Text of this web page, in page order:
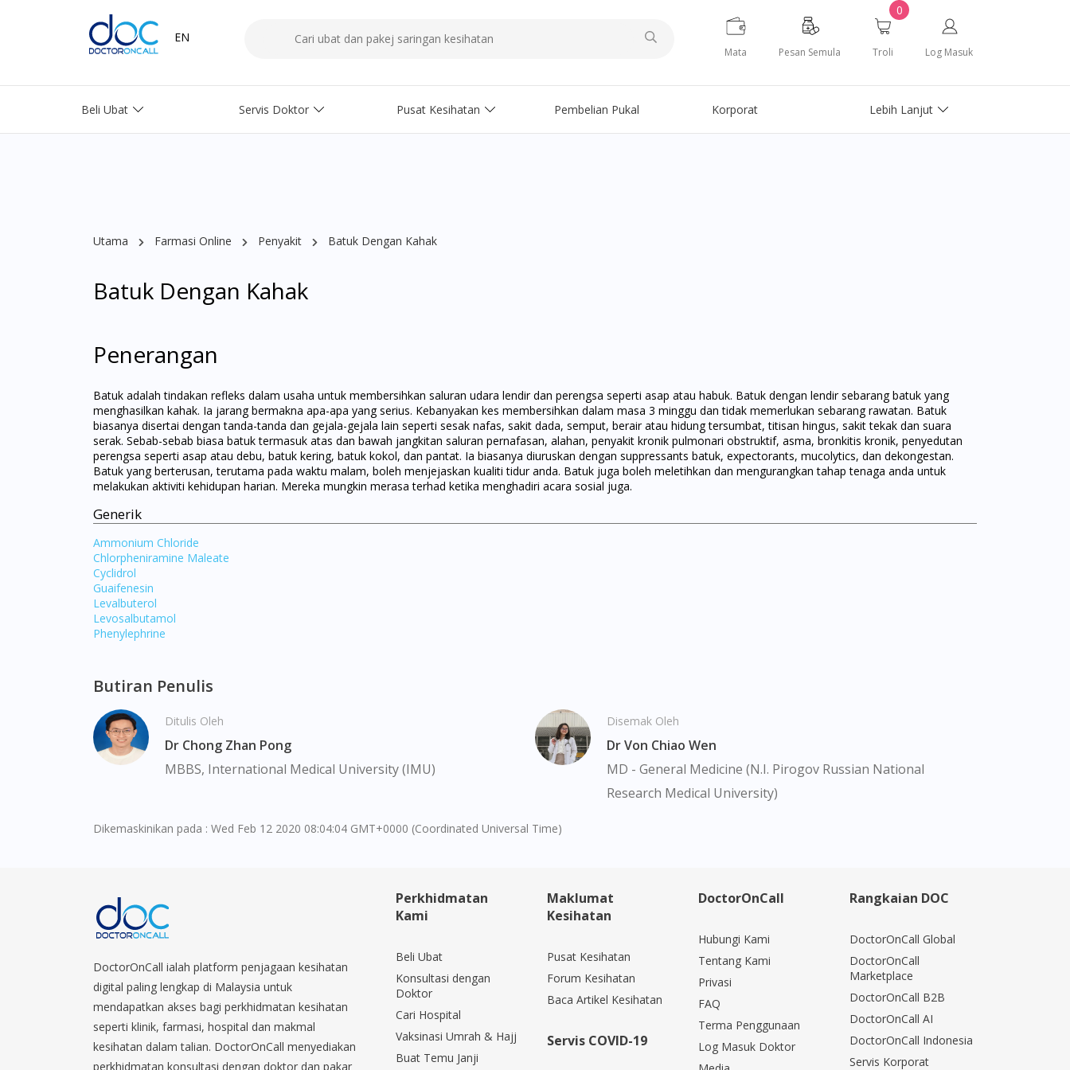
Continue to DoctorOnCall Singapore
No, please do not redirect me
EN
Mata Pesan Semula
0
Troli Log Masuk
Beli Ubat Servis Doktor Pusat Kesihatan Pembelian Pukal Korporat Lebih Lanjut
Utama Farmasi Online Penyakit Batuk Dengan Kahak
Batuk Dengan Kahak
Penerangan
Batuk adalah tindakan refleks dalam usaha untuk membersihkan saluran udara lendir dan perengsa seperti asap atau habuk. Batuk dengan lendir sebarang batuk yang
menghasilkan kahak. Ia jarang bermakna apa-apa yang serius. Kebanyakan kes membersihkan dalam masa 3 minggu dan tidak memerlukan sebarang rawatan. Batuk
biasanya disertai dengan tanda-tanda dan gejala-gejala lain seperti sesak nafas, sakit dada, semput, berair atau hidung tersumbat, titisan hingus, sakit tekak dan suara
serak. Sebab-sebab biasa batuk termasuk atas dan bawah jangkitan saluran pernafasan, alahan, penyakit kronik pulmonari obstruktif, asma, bronkitis kronik, penyedutan
perengsa seperti asap atau debu, batuk kering, batuk kokol, dan pantat. Ia biasanya diuruskan dengan suppressants batuk, expectorants, mucolytics, dan dekongestan.
Batuk yang berterusan, terutama pada waktu malam, boleh menjejaskan kualiti tidur anda. Batuk juga boleh meletihkan dan mengurangkan tahap tenaga anda untuk
melakukan aktiviti kehidupan harian. Mereka mungkin merasa terhad ketika menghadiri acara sosial juga.
Generik
Ammonium Chloride
Chlorpheniramine Maleate
Cyclidrol
Guaifenesin
Levalbuterol
Levosalbutamol
Phenylephrine
Butiran Penulis
Ditulis Oleh
Dr Chong Zhan Pong
MBBS, International Medical University (IMU)
Disemak Oleh
Dr Von Chiao Wen
MD - General Medicine (N.I. Pirogov Russian National
Research Medical University)
Dikemaskinikan pada : Wed Feb 12 2020 08:04:04 GMT+0000 (Coordinated Universal Time)
DoctorOnCall ialah platform penjagaan kesihatan
digital paling lengkap di Malaysia untuk
mendapatkan akses bagi perkhidmatan kesihatan
seperti klinik, farmasi, hospital dan makmal
kesihatan dalam talian. DoctorOnCall menyediakan
perkhidmatan konsultasi dengan doktor dan pakar
Perkhidmatan
Kami
Beli Ubat
Konsultasi dengan
Doktor
Cari Hospital
Vaksinasi Umrah & Hajj
Buat Temu Janji
Maklumat
Kesihatan
Pusat Kesihatan
Forum Kesihatan
Baca Artikel Kesihatan
Servis COVID-19
DoctorOnCall
Hubungi Kami
Tentang Kami
Privasi
FAQ
Terma Penggunaan
Log Masuk Doktor
Rangkaian DOC
DoctorOnCall Global
DoctorOnCall
Marketplace
DoctorOnCall B2B
DoctorOnCall AI
DoctorOnCall Indonesia
Servis Korporat